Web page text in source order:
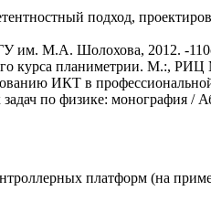
подход,
им. М.А. Шолохова, 2012. -
курса планиметрии. М.:,
ИКТ в
по физике:
платформ (на